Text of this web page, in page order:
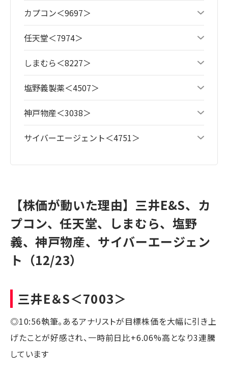
カプコン＜9697＞
任天堂＜7974＞
しまむら＜8227＞
塩野義製薬＜4507＞
神戸物産＜3038＞
サイバーエージェント＜4751＞
【株価が動いた理由】三井E&S、カ
プコン、任天堂、しまむら、塩野
義、神戸物産、サイバーエージェン
ト（12/23）
三井E＆S＜7003＞
◎10:56執筆。あるアナリストが目標株価を大幅に引き上
げたことが好感され、一時前日比+6.06%高となり3連騰
しています